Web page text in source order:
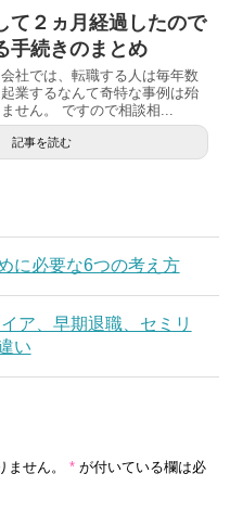
て２ヵ月経過したので
手続きのまとめ
社では、転職する人は毎年数
業するなんて奇特な事例は殆
せん。 ですので相談相...
記事を読む
に必要な6つの考え方
ア、早期退職、セミリ
い
せん。 * が付いている欄は必